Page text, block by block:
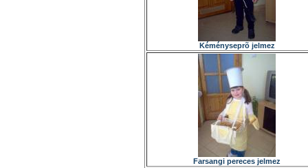
Kéményseprõ jelmez
Farsangi pereces jelmez